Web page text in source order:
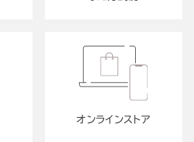
オンラインストア